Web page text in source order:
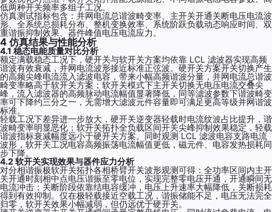
低两种开关频率多组子工况。
仿真测试指标包含：并网电流总谐波畸变率、主开关开通关断电压电流波
形、全系统总损耗分布、整机变换效率、系统阶跃负载动态响应时间、双
重谐振抑制效果、器件峰值电压电流应力。
4 仿真结果与性能分析
4.1 稳态电能质量对比分析
额定满载稳态工况下，硬开关与软开关方案均依靠 LCL 滤波器实现高频
谐波有效衰减，并网电流波形接近标准正弦波。硬开关方案开关切换产生
的高频尖峰电流流入滤波电容，带来小幅高频谐波分量，并网电流总谐波
畸变率略高于软开关方案；软开关模式下主开关切换无电压电流交叠尖
峰，流入滤波器的高频脉动电流幅值显著降低，同等滤波参数下谐波畸变
率可下降约三分之一，无需增大滤波元件容量即可满足更高等级并网谐波
标准。
轻载工况下差异进一步放大，硬开关逆变器轻载时电流纹波占比提升，谐
波畸变率明显恶化；软开关拓扑全负载区间开关尖峰抑制效果稳定，轻载
谐波指标衰减幅度远小于硬开关方案。同时观测 LCL 滤波电容支路电流
波形，软开关工况电容高频振荡电流幅值更低，磁元件、电容发热损耗同
步下降。
4.2 软开关实现效果与器件应力分析
对分相谐振极软开关拓扑各相桥臂开关波形观测可得：全功率区间内主开
关开通时刻相中点电压谐振至零电位，实现完整零电压开通，开通瞬间无
电流冲击；关断阶段依靠结电容缓冲，电压上升速率大幅降低，关断损耗
得到有效抑制。仅在极轻载接近空载工况，谐振储能不足，电压无法完全
归零，软开关效果小幅减弱，但仍远优于硬开关。